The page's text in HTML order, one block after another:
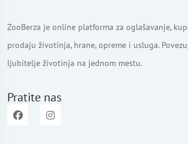
ZooBerza je online platforma za oglašavanje,
prodaju životinja, hrane, opreme i usluga.
ljubitelje životinja na jednom mestu.
Pratite nas